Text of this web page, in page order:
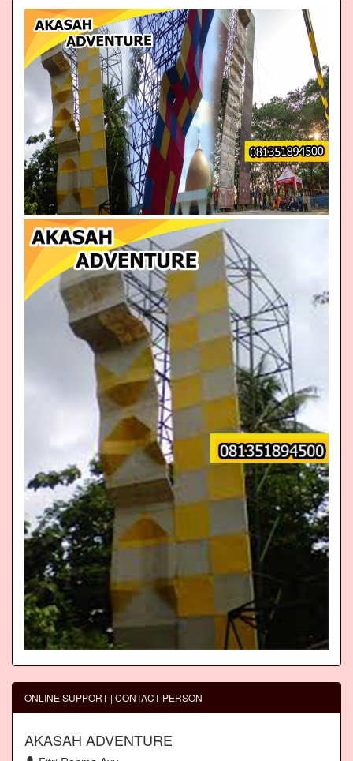
ONLINE SUPPORT | CONTACT PERSON
AKASAH ADVENTURE